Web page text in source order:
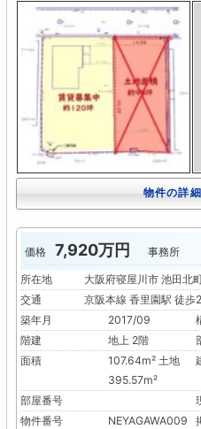
物件の詳
価格 7,920万円 事務所
所在地
大阪府寝屋川市 池田
交通
京阪本線 香里園駅 徒歩
築年月
2017/09
階建
地上 2階
面積
107.64m² 土地
395.57m²
部屋番号
物件番号
NEYAGAWA009